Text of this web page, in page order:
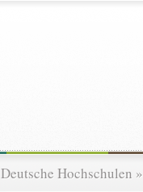
Deutsche Hochschulen »